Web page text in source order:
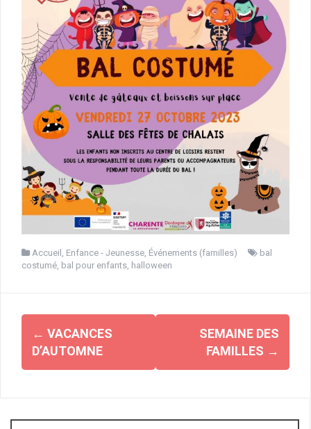
Accueil Enfance - Jeunesse Événements (familles)
bal
costumé bal pour enfants halloween
Navigation
d'article
← VACANCES
D’AUTOMNE
SEMAINE DES
FAMILLES →